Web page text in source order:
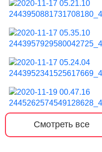
Смотреть все